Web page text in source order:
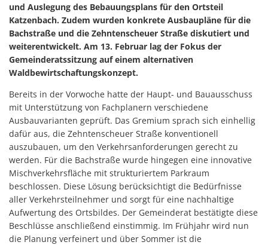
und Auslegung des Bebauungsplans für den Ortsteil
Katzenbach. Zudem wurden konkrete Ausbaupläne für die
Bachstraße und die Zehntenscheuer Straße diskutiert und
weiterentwickelt. Am 13. Februar lag der Fokus der
Gemeinderatssitzung auf einem alternativen
Waldbewirtschaftungskonzept.
Bereits in der Vorwoche hatte der Haupt- und Bauausschuss
mit Unterstützung von Fachplanern verschiedene
Ausbauvarianten geprüft. Das Gremium sprach sich einhellig
dafür aus, die Zehntenscheuer Straße konventionell
auszubauen, um den Verkehrsanforderungen gerecht zu
werden. Für die Bachstraße wurde hingegen eine innovative
Mischverkehrsfläche mit strukturiertem Parkraum
beschlossen. Diese Lösung berücksichtigt die Bedürfnisse
aller Verkehrsteilnehmer und sorgt für eine nachhaltige
Aufwertung des Ortsbildes. Der Gemeinderat bestätigte diese
Beschlüsse anschließend einstimmig. Im Frühjahr wird nun
die Planung verfeinert und über Sommer ist die